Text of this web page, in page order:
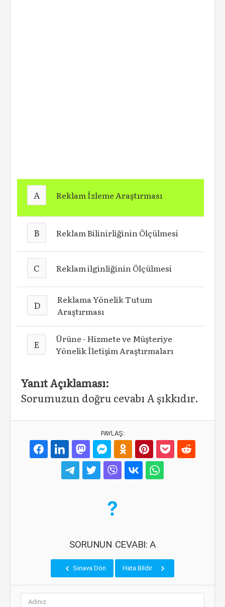
A Reklam İzleme Araştırması
B Reklam Bilinirliğinin Ölçülmesi
C Reklam ilginliğinin Ölçülmesi
D
Reklama Yönelik Tutum
Araştırması
E
Ürüne - Hizmete ve Müşteriye
Yönelik İletişim Araştırmaları
Yanıt Açıklaması:
Sorumuzun doğru cevabı A şıkkıdır.
PAYLAŞ:
SORUNUN CEVABI: A
Sınava Dön Hata Bildir